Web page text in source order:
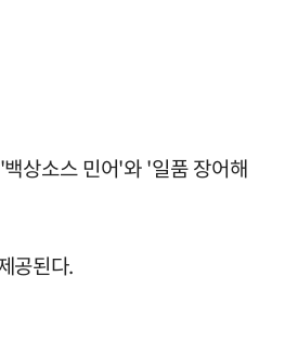
상소스 민어'와 '일품 장어해
공된다.